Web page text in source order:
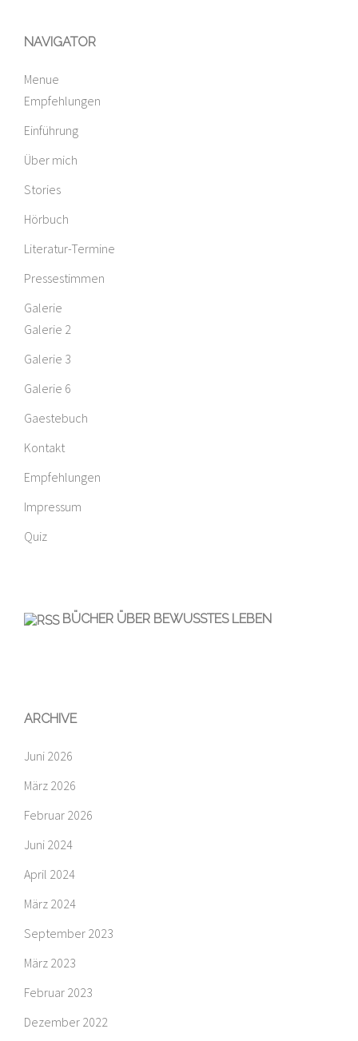
NAVIGATOR
Menue
Empfehlungen
Einführung
Über mich
Stories
Hörbuch
Literatur-Termine
Pressestimmen
Galerie
Galerie 2
Galerie 3
Galerie 6
Gaestebuch
Kontakt
Empfehlungen
Impressum
Quiz
BÜCHER ÜBER BEWUSSTES LEBEN
ARCHIVE
Juni 2026
März 2026
Februar 2026
Juni 2024
April 2024
März 2024
September 2023
März 2023
Februar 2023
Dezember 2022